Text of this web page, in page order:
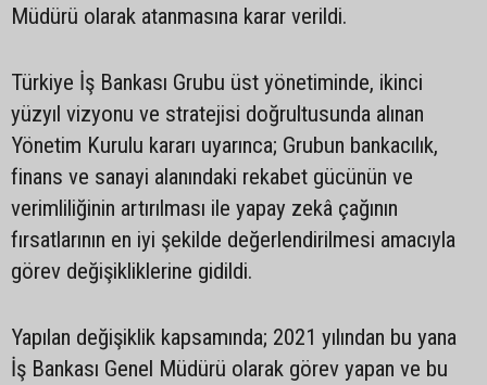
Müdürü olarak atanmasına karar verildi.
Türkiye İş Bankası Grubu üst yönetiminde, ikinci
yüzyıl vizyonu ve stratejisi doğrultusunda alınan
Yönetim Kurulu kararı uyarınca; Grubun bankacılık,
finans ve sanayi alanındaki rekabet gücünün ve
verimliliğinin artırılması ile yapay zekâ çağının
fırsatlarının en iyi şekilde değerlendirilmesi amacıyla
görev değişikliklerine gidildi.
Yapılan değişiklik kapsamında; 2021 yılından bu yana
İş Bankası Genel Müdürü olarak görev yapan ve bu